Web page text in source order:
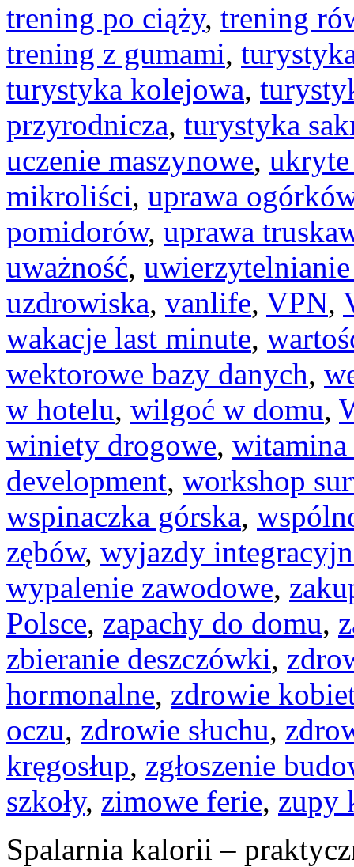
trening po ciąży, trening
trening z gumami,
turystyka kolejowa,
przyrodnicza, turystyka
uczenie maszynowe, ukryte
mikroliści, uprawa
pomidorów, uprawa
uważność,
uzdrowiska, vanlife, VPN,
wakacje last minute,
wektorowe bazy danych,
w hotelu, wilgoć w domu,
winiety drogowe,
development, workshop
wspinaczka górska,
zębów, wyjazdy
wypalenie zawodowe,
Polsce, zapachy do domu,
zbieranie deszczówki,
hormonalne, zdrowie
oczu, zdrowie słuchu,
kręgosłup, zgłoszenie
szkoły, zimowe ferie, zupy
Spalarnia kalorii –